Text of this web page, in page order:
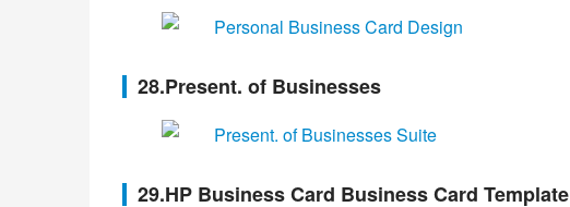
28.Present. of Businesses
29.HP Business Card Business Card Template